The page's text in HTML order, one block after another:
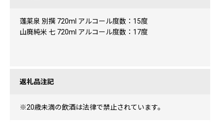
蓬莱泉 別撰 720ml アルコール度数：15度
山廃純米 七 720ml アルコール度数：17度
返礼品注記
※20歳未満の飲酒は法律で禁止されています。